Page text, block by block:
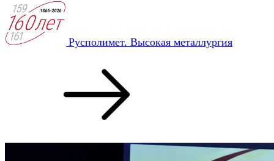
Русполимет. Высокая металлургия